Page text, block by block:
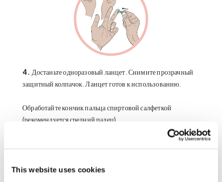
This website uses cookies
4. Достаньте одноразовый ланцет. Снимите прозрачный
защитный колпачок. Ланцет готов к использованию.
Обработайте кончик пальца спиртовой салфеткой
(рекомендуется средний палец).
пальца, обращенного к
часть ланцета по направлению к пальцу до щелчка. Ланцет